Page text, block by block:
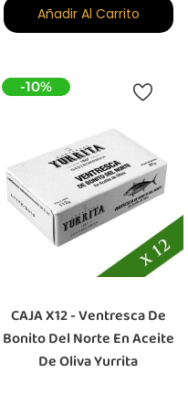
Añadir Al Carrito
-10%
CAJA X12 - Ventresca De
Bonito Del Norte En Aceite
De Oliva Yurrita